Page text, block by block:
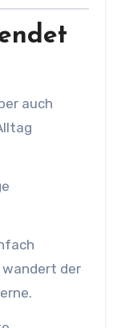
auch
wandert der